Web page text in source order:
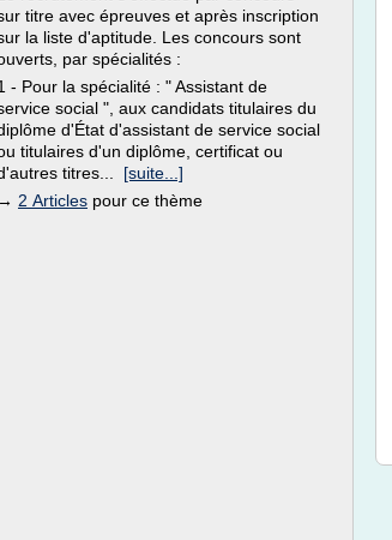
titre avec épreuves et après inscription
la liste d'aptitude. Les concours sont
par spécialités :
- Pour la spécialité : " Assistant de
social ", aux candidats titulaires du
d'État d'assistant de service social
titulaires d'un diplôme, certificat ou
titres... [suite...]
→ 2 Articles pour ce thème